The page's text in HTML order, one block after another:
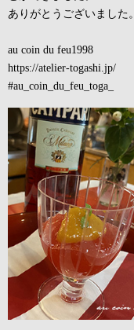
ありがとうございました。
au coin du feu1998
https://atelier-togashi.jp/
#au_coin_du_feu_toga_